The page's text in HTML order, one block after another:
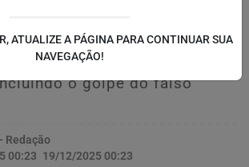
de cartão e
usados em fraudes
o golpe do falso
Redação
00:23 19/12/2025 00:23
ATUALIZE A PÁGINA PARA CONTINUAR SUA
NAVEGAÇÃO!